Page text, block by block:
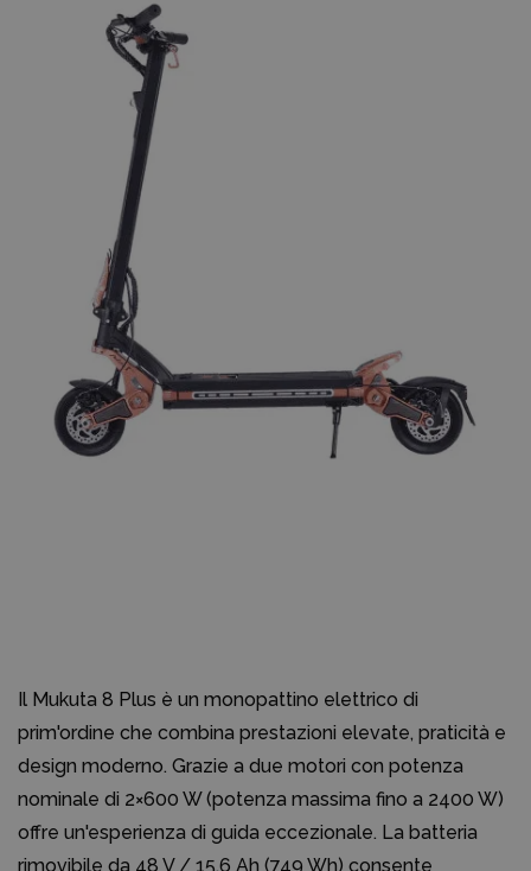
Il Mukuta 8 Plus è un monopattino elettrico di
prim'ordine che combina prestazioni elevate, praticità e
design moderno. Grazie a due motori con potenza
nominale di 2×600 W (potenza massima fino a 2400 W)
offre un'esperienza di guida eccezionale. La batteria
rimovibile da 48 V / 15,6 Ah (749 Wh) consente